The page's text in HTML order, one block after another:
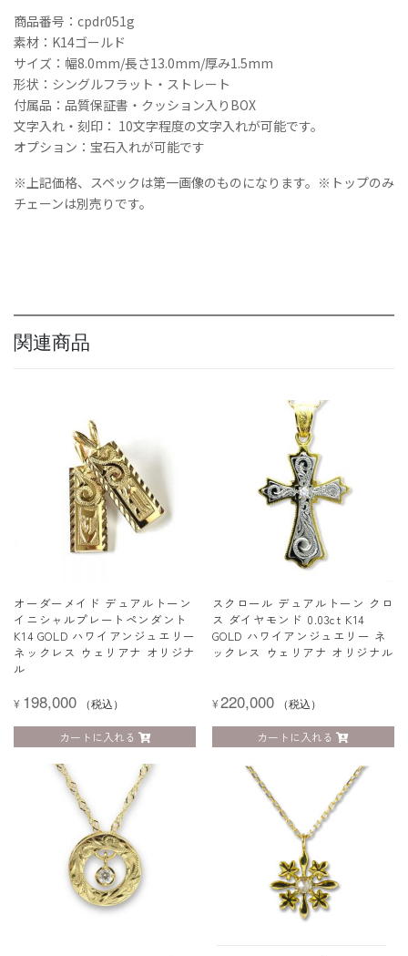
ト
ペ
ン
ダ
ン
ト
K14
GOLD
ワ
イ
リ
ー
ネ
ナ
ル
個
商品番号：cpdr051g
素材：K14ゴールド
サイズ：幅8.0mm/長さ13.0mm/厚み1.5mm
形状：シングルフラット・ストレート
付属品：品質保証書・クッション入りBOX
文字入れ・刻印： 10文字程度の文字入れが可能です。
オプション：宝石入れが可能です
※上記価格、スペックは第一画像のものになります。※トップのみ
チェーンは別売りです。
関連商品
オーダーメイド デュアルトーン
イニシャルプレートペンダント
K14 GOLD ハワイアンジュエリー
ネックレス ウェリアナ オリジナ
ル
¥ 198,000 （税込）
カートに入れる
スクロール デュアルトーン クロ
ス ダイヤモンド 0.03ct K14
GOLD ハワイアンジュエリー ネ
ックレス ウェリアナ オリジナル
¥220,000 （税込）
カートに入れる